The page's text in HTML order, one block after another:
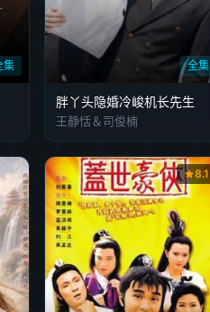
集 全集
胖丫头隐婚冷峻机长先生
王静恬＆司俊楠
8.1